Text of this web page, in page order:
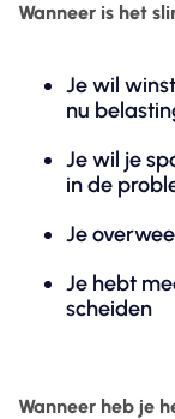
Wanneer is het
Je wil
nu
Je wil je
in de
Je
Je hebt
scheiden
Wanneer heb je